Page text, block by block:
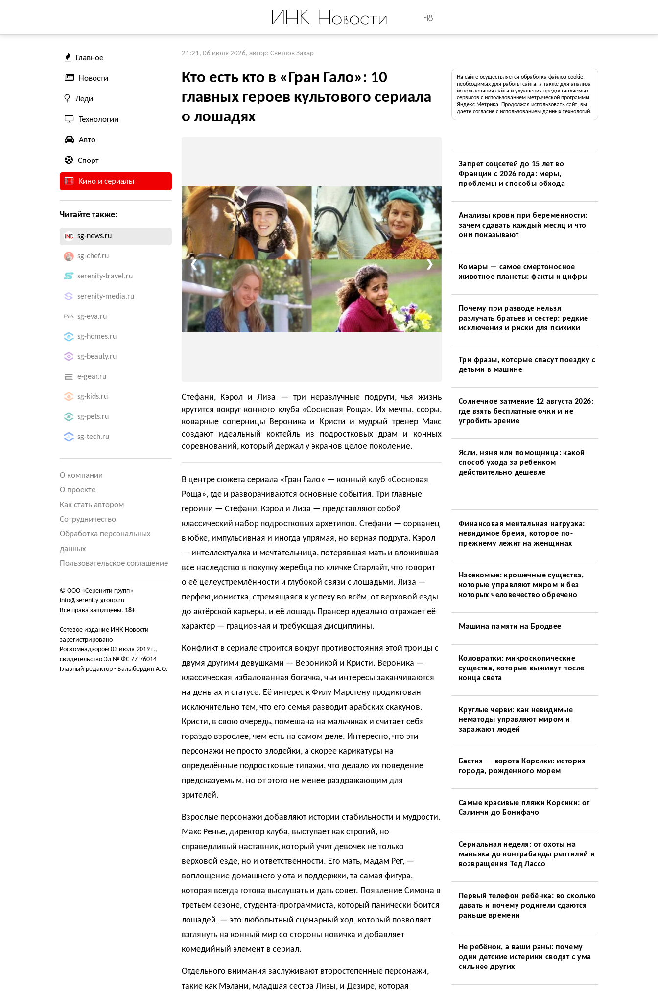
ИНК Новости +18
Главное
Новости
Леди
Технологии
Авто
Спорт
Кино и сериалы
Читайте также:
sg-news.ru
sg-chef.ru
serenity-travel.ru
serenity-media.ru
sg-eva.ru
sg-homes.ru
sg-beauty.ru
e-gear.ru
sg-kids.ru
sg-pets.ru
sg-tech.ru
О компании
О проекте
Как стать автором
Сотрудничество
Обработка персональных
данных
Пользовательское соглашение
© ООО «Серенити групп»
info@serenity-group.ru
Все права защищены. 18+
Сетевое издание ИНК Новости
зарегистрировано
Роскомнадзором 03 июля 2019 г.,
свидетельство Эл № ФС 77-76014
Главный редактор - Балыбердин А.О.
21:21, 06 июля 2026, автор: Светлов Захар
Кто есть кто в «Гран Гало»: 10
главных героев культового сериала
о лошадях
❮ ❯
Стефани, Кэрол и Лиза — три неразлучные подруги, чья жизнь
крутится вокруг конного клуба «Сосновая Роща». Их мечты, ссоры,
коварные соперницы Вероника и Кристи и мудрый тренер Макс
создают идеальный коктейль из подростковых драм и конных
соревнований, который держал у экранов целое поколение.
В центре сюжета сериала «Гран Гало» — конный клуб «Сосновая
Роща», где и разворачиваются основные события. Три главные
героини — Стефани, Кэрол и Лиза — представляют собой
классический набор подростковых архетипов. Стефани — сорванец
в юбке, импульсивная и иногда упрямая, но верная подруга. Кэрол
— интеллектуалка и мечтательница, потерявшая мать и вложившая
все наследство в покупку жеребца по кличке Старлайт, что говорит
о её целеустремлённости и глубокой связи с лошадьми. Лиза —
перфекционистка, стремящаяся к успеху во всём, от верховой езды
до актёрской карьеры, и её лошадь Прансер идеально отражает её
характер — грациозная и требующая дисциплины.
Конфликт в сериале строится вокруг противостояния этой троицы с
двумя другими девушками — Вероникой и Кристи. Вероника —
классическая избалованная богачка, чьи интересы заканчиваются
на деньгах и статусе. Её интерес к Филу Марстену продиктован
исключительно тем, что его семья разводит арабских скакунов.
Кристи, в свою очередь, помешана на мальчиках и считает себя
гораздо взрослее, чем есть на самом деле. Интересно, что эти
персонажи не просто злодейки, а скорее карикатуры на
определённые подростковые типажи, что делало их поведение
предсказуемым, но от этого не менее раздражающим для
зрителей.
Взрослые персонажи добавляют истории стабильности и мудрости.
Макс Ренье, директор клуба, выступает как строгий, но
справедливый наставник, который учит девочек не только
верховой езде, но и ответственности. Его мать, мадам Рег, —
воплощение домашнего уюта и поддержки, та самая фигура,
которая всегда готова выслушать и дать совет. Появление Симона в
третьем сезоне, студента-программиста, который панически боится
лошадей, — это любопытный сценарный ход, который позволяет
взглянуть на конный мир со стороны новичка и добавляет
комедийный элемент в сериал.
Отдельного внимания заслуживают второстепенные персонажи,
такие как Мэлани, младшая сестра Лизы, и Дезире, которая
На сайте осуществляется обработка файлов cookie,
необходимых для работы сайта, а также для анализа
использования сайта и улучшения предоставляемых
сервисов с использованием метрической программы
Яндекс.Метрика. Продолжая использовать сайт, вы
даете согласие с использованием данных технологий.
Запрет соцсетей до 15 лет во
Франции с 2026 года: меры,
проблемы и способы обхода
Анализы крови при беременности:
зачем сдавать каждый месяц и что
они показывают
Комары — самое смертоносное
животное планеты: факты и цифры
Почему при разводе нельзя
разлучать братьев и сестер: редкие
исключения и риски для психики
Три фразы, которые спасут поездку с
детьми в машине
Солнечное затмение 12 августа 2026:
где взять бесплатные очки и не
угробить зрение
Ясли, няня или помощница: какой
способ ухода за ребенком
действительно дешевле
Финансовая ментальная нагрузка:
невидимое бремя, которое по-
прежнему лежит на женщинах
Насекомые: крошечные существа,
которые управляют миром и без
которых человечество обречено
Машина памяти на Бродвее
Коловратки: микроскопические
существа, которые выживут после
конца света
Круглые черви: как невидимые
нематоды управляют миром и
заражают людей
Бастия — ворота Корсики: история
города, рожденного морем
Самые красивые пляжи Корсики: от
Салинчи до Бонифачо
Сериальная неделя: от охоты на
маньяка до контрабанды рептилий и
возвращения Тед Лассо
Первый телефон ребёнка: во сколько
давать и почему родители сдаются
раньше времени
Не ребёнок, а ваши раны: почему
одни детские истерики сводят с ума
сильнее других